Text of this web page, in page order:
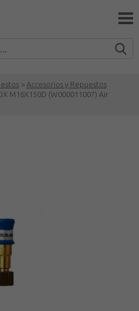
> Accesorios y Repuestos
M16X150D (W000011007) Air